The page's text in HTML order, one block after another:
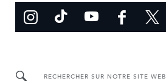
RECHERCHER SUR NOTRE SITE WEB